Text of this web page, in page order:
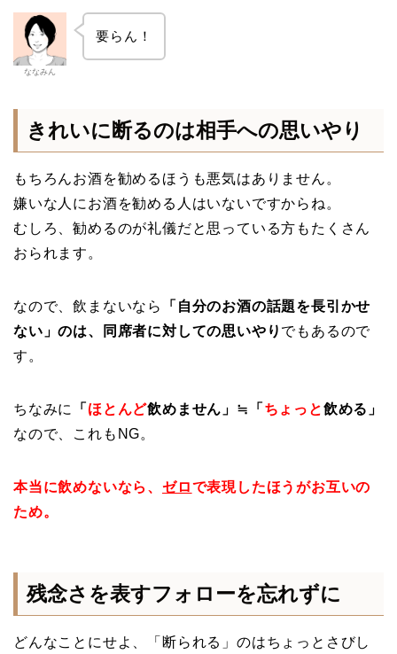
ななみん
要らん！
きれいに断るのは相手への思いやり
もちろんお酒を勧めるほうも悪気はありません。
嫌いな人にお酒を勧める人はいないですからね。
むしろ、勧めるのが礼儀だと思っている方もたくさん
おられます。
なので、飲まないなら
「自分のお酒の話題を長引かせ
ない」のは、同席者に対しての思いやり でもあるので
す。
ちなみに 「 ほとんど飲めません」≒「 ちょっと飲める」
なので、これもNG。
本当に飲めないなら、 ゼロで表現したほうがお互いの
ため。
残念さを表すフォローを忘れずに
どんなことにせよ、「断られる」のはちょっとさびし